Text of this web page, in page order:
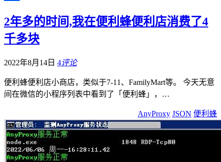
2年多的时间,我在便利蜂便利店消费了4
千多块
2022年8月14日 4评论
便利蜂便利店小商店，类似于7-11、FamilyMart等。 今天无意
间在微信的小程序列表中看到了「便利蜂」，…
AnyProxy JSON 便利蜂